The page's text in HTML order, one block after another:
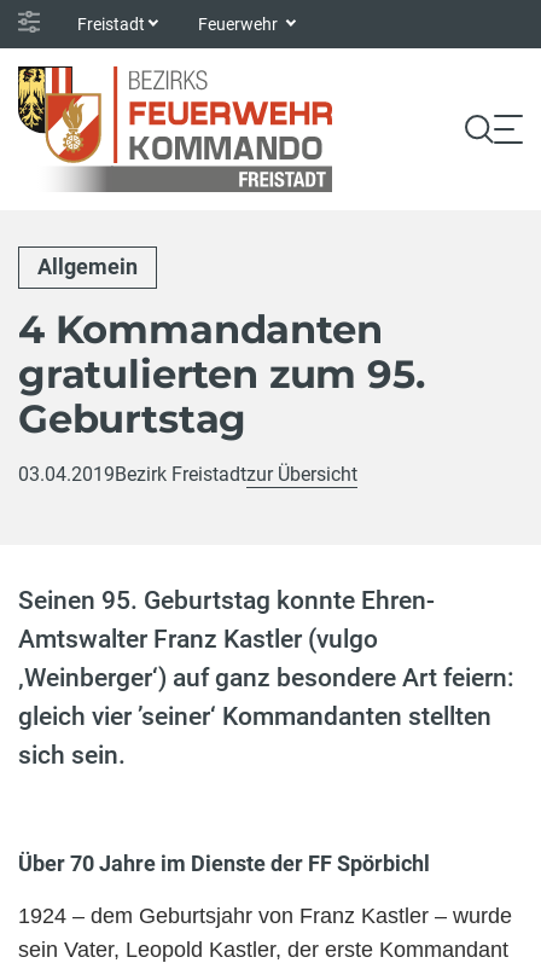
Freistadt Feuerwehr
Allgemein
4 Kommandanten
gratulierten zum 95.
Geburtstag
03.04.2019Bezirk Freistadtzur Übersicht
Seinen 95. Geburtstag konnte Ehren-
Amtswalter Franz Kastler (vulgo
‚Weinberger‘) auf ganz besondere Art feiern:
gleich vier ’seiner‘ Kommandanten stellten
sich sein.
Über 70 Jahre im Dienste der FF Spörbichl
1924 – dem Geburtsjahr von Franz Kastler – wurde
sein Vater, Leopold Kastler, der erste Kommandant